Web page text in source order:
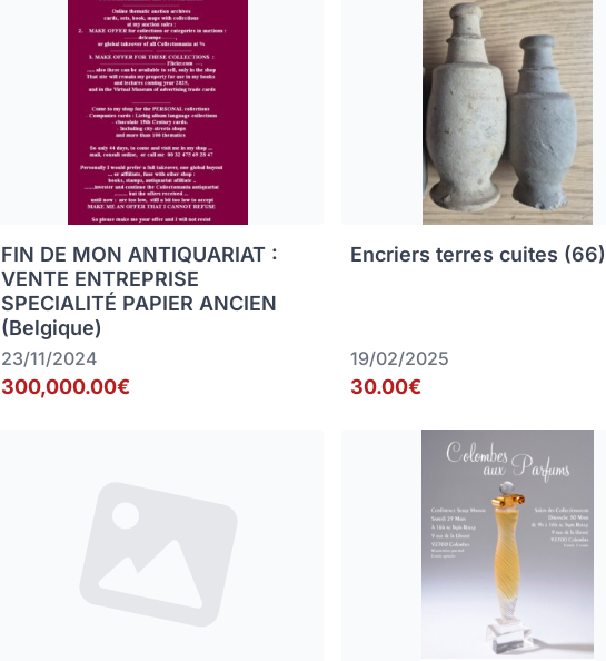
FIN DE MON ANTIQUARIAT :
VENTE ENTREPRISE
SPECIALITÉ PAPIER ANCIEN
(Belgique)
23/11/2024
300,000.00€
Encriers terres cuites (66)
19/02/2025
30.00€